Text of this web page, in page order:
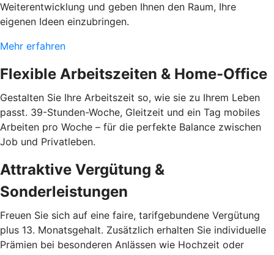
Weiterentwicklung und geben Ihnen den Raum, Ihre
eigenen Ideen einzubringen.
Mehr erfahren
Flexible Arbeitszeiten & Home-Office
Gestalten Sie Ihre Arbeitszeit so, wie sie zu Ihrem Leben
passt. 39-Stunden-Woche, Gleitzeit und ein Tag mobiles
Arbeiten pro Woche – für die perfekte Balance zwischen
Job und Privatleben.
Attraktive Vergütung &
Sonderleistungen
Freuen Sie sich auf eine faire, tarifgebundene Vergütung
plus 13. Monatsgehalt. Zusätzlich erhalten Sie individuelle
Prämien bei besonderen Anlässen wie Hochzeit oder